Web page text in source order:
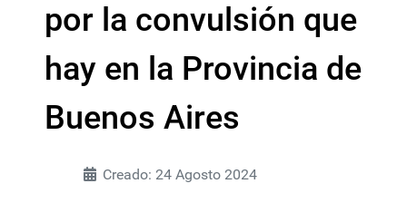
por la convulsión que
hay en la Provincia de
Buenos Aires
Creado: 24 Agosto 2024